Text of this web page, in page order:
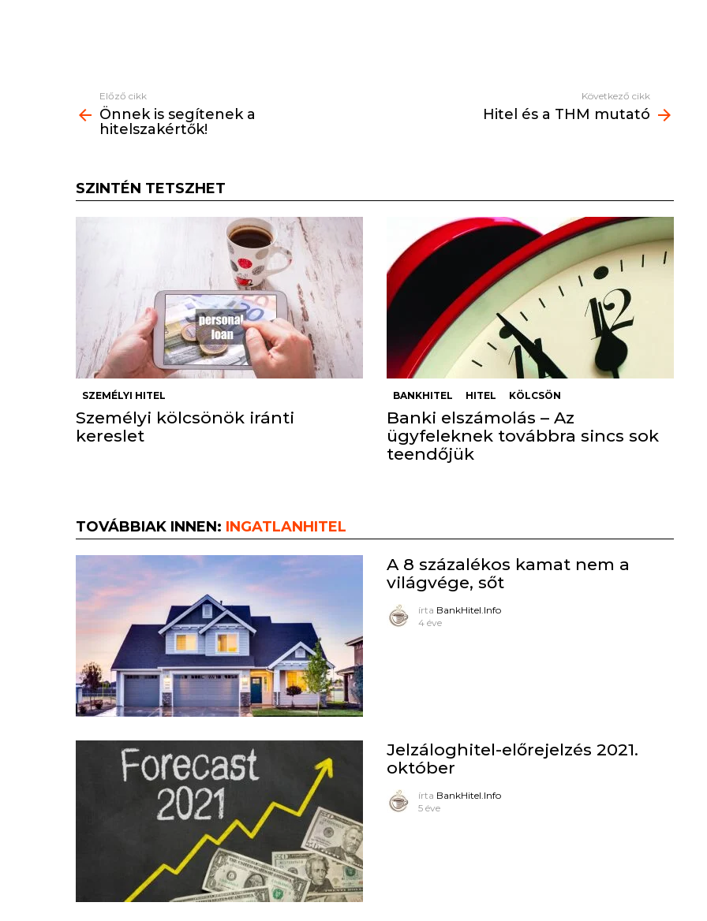
more
Előző cikk
Önnek is segítenek a
hitelszakértők!
Következő cikk
Hitel és a THM mutató
SZINTÉN TETSZHET
SZEMÉLYI HITEL
Személyi kölcsönök iránti
kereslet
BANKHITEL HITEL KÖLCSÖN
Banki elszámolás – Az
ügyfeleknek továbbra sincs sok
teendőjük
TOVÁBBIAK INNEN: INGATLANHITEL
A 8 százalékos kamat nem a
világvége, sőt
írta BankHitel.Info
4 éve
Jelzáloghitel-előrejelzés 2021.
október
írta BankHitel.Info
5 éve